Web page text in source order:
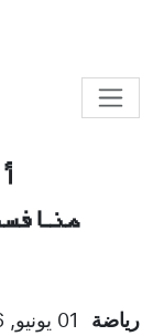
رياضة 01 يونيو, 2026